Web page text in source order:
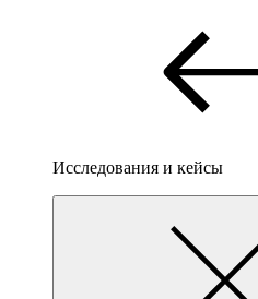
Исследования и кейсы